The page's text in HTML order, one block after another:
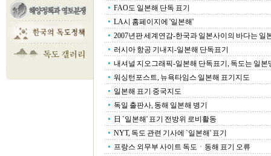
FAO도 일본해 단독 표기
LA시 홈페이지에 '일본해'
2007년판 세계연감-한국과 일본사이의 바다는 일
러시아 항공 기내지-일본해 단독표기
내셔널 지오그래픽-일본해 단독표기, 독도는 일본
워싱턴포스트, 뉴욕타임스 일본해 표기지도
일본해 표기 중국지도
독일 출판사, 동해 일본해 병기
日 `일본해' 표기 전방위 로비활동
NYT, 독도 관련 기사에 `일본해' 표기
프랑스 외무부 사이트 독도ㆍ동해 표기 오류